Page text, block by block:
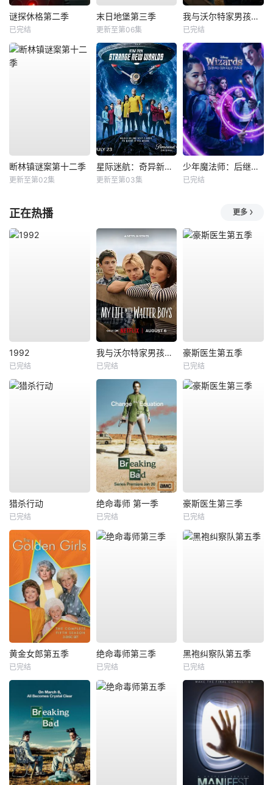
谜探休格第二季
已完结
末日地堡第三季
更新至第06集
我与沃尔特家男孩的生活第三季
已完结
断林镇谜案第十二季
更新至第02集
星际迷航：奇异新世界第四季
更新至第03集
少年魔法师：后继者第三季
已完结
正在热播 更多
1992
已完结
我与沃尔特家男孩的生活第三季
已完结
豪斯医生第五季
已完结
猎杀行动
已完结
绝命毒师 第一季
已完结
豪斯医生第三季
已完结
黄金女郎第五季
已完结
绝命毒师第三季
已完结
黑袍纠察队第五季
已完结